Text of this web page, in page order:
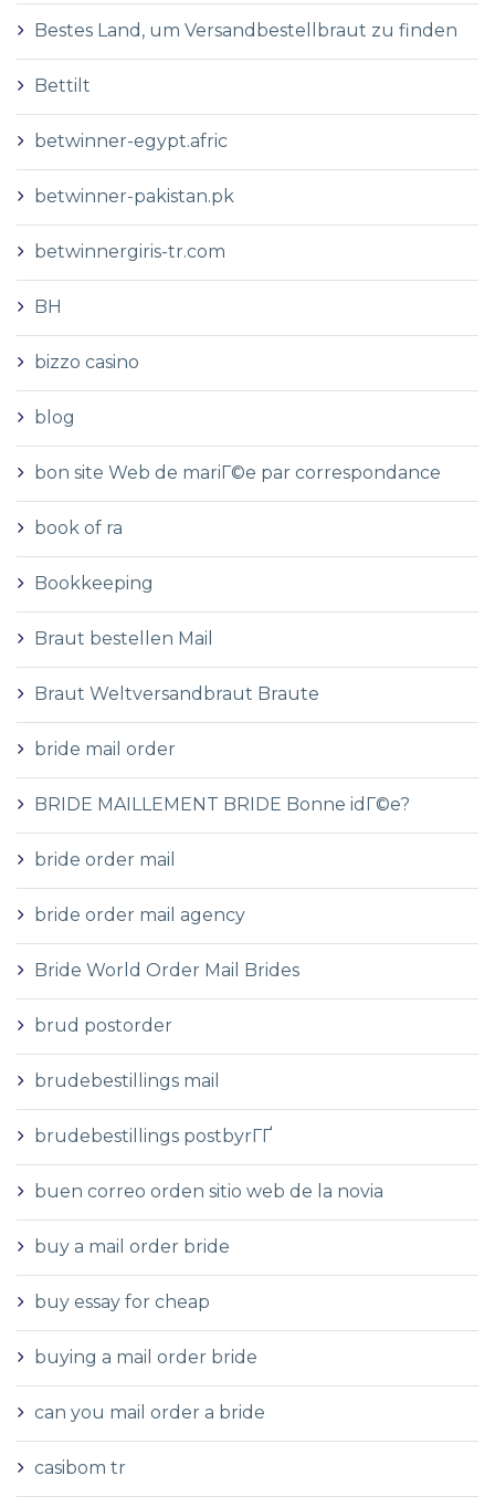
Bestes Land, um Versandbestellbraut zu finden
Bettilt
betwinner-egypt.afric
betwinner-pakistan.pk
betwinnergiris-tr.com
BH
bizzo casino
blog
bon site Web de mariГ©e par correspondance
book of ra
Bookkeeping
Braut bestellen Mail
Braut Weltversandbraut Braute
bride mail order
BRIDE MAILLEMENT BRIDE Bonne idГ©e?
bride order mail
bride order mail agency
Bride World Order Mail Brides
brud postorder
brudebestillings mail
brudebestillings postbyrГҐ
buen correo orden sitio web de la novia
buy a mail order bride
buy essay for cheap
buying a mail order bride
can you mail order a bride
casibom tr